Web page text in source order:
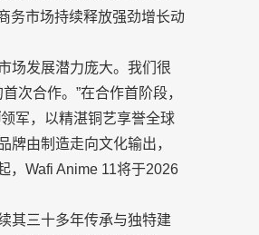
务市场持续释放强劲增长动
场发展潜力庞大。我们很
次合作。”在合作首阶段，
领军，以精湛铜艺享誉全球
牌由制造走向文化输出，
，Wafi Anime 11将于2026
其三十多年传承与独特建